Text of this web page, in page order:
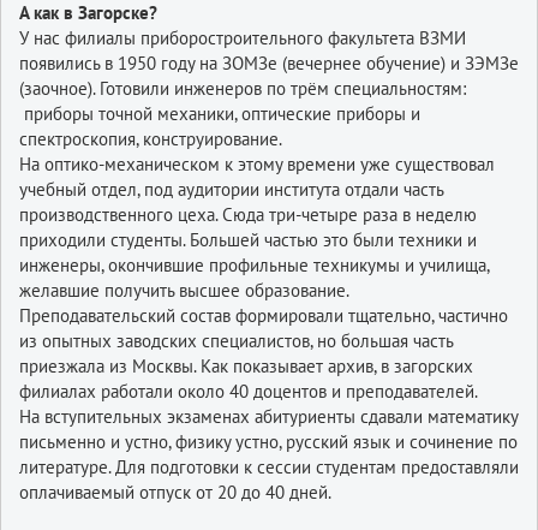
А как в Загорске?
У нас филиалы приборостроительного факультета ВЗМИ
появились в 1950 году на ЗОМЗе (вечернее обучение) и ЗЭМЗе
(заочное). Готовили инженеров по трём специальностям:
приборы точной механики, оптические приборы и
спектроскопия, конструирование.
На оптико-механическом к этому времени уже существовал
учебный отдел, под аудитории института отдали часть
производственного цеха. Сюда три-четыре раза в неделю
приходили студенты. Большей частью это были техники и
инженеры, окончившие профильные техникумы и училища,
желавшие получить высшее образование.
Преподавательский состав формировали тщательно, частично
из опытных заводских специалистов, но большая часть
приезжала из Москвы. Как показывает архив, в загорских
филиалах работали около 40 доцентов и преподавателей.
На вступительных экзаменах абитуриенты сдавали математику
письменно и устно, физику устно, русский язык и сочинение по
литературе. Для подготовки к сессии студентам предоставляли
оплачиваемый отпуск от 20 до 40 дней.